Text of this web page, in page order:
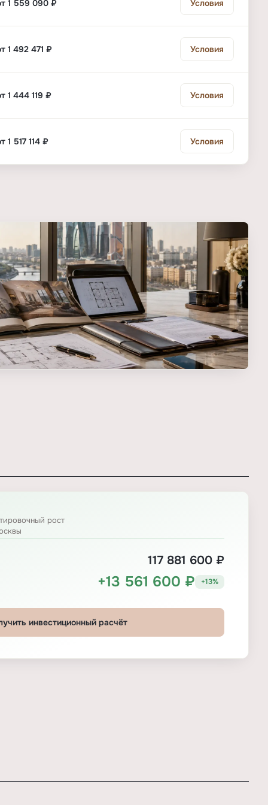
1 559 090 ₽ Условия
1 492 471 ₽ Условия
1 444 119 ₽ Условия
1 517 114 ₽ Условия
рост
117 881 600 ₽
+13 561 600 ₽ +13%
инвестиционный расчёт